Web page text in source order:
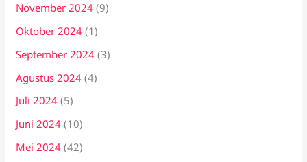
November 2024 (9)
Oktober 2024 (1)
September 2024 (3)
Agustus 2024 (4)
Juli 2024 (5)
Juni 2024 (10)
Mei 2024 (42)